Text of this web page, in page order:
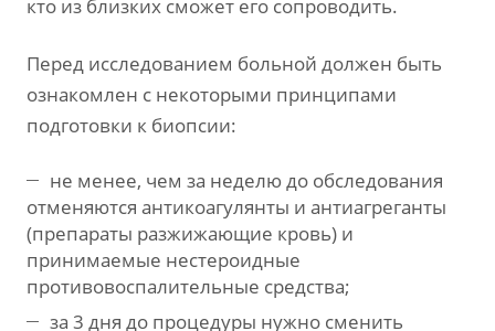
кто из близких сможет его сопроводить.
Перед исследованием больной должен быть
ознакомлен с некоторыми принципами
подготовки к биопсии:
не менее, чем за неделю до обследования
отменяются антикоагулянты и антиагреганты
(препараты разжижающие кровь) и
принимаемые нестероидные
противовоспалительные средства;
за 3 дня до процедуры нужно сменить